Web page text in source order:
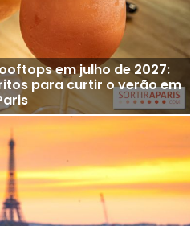
em julho de 2027:
para curtir o verão em